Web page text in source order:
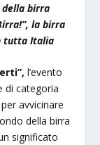
della birra
la birra
tutta Italia
l’evento
di categoria
avvicinare
della birra
significato